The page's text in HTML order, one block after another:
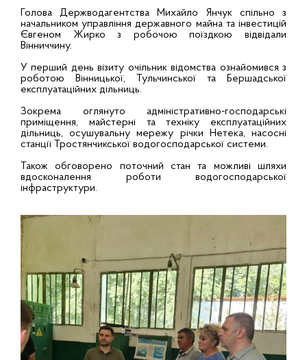
Голова Держводагентства Михайло Янчук спільно з
начальником управління державного майна та інвестицій
Євгеном Жирко з робочою поїздкою відвідали
Вінниччину.
У перший день візиту очільник відомства ознайомився з
роботою Вінницької, Тульчинської та Бершадської
експлуатаційних дільниць.
Зокрема оглянуто адміністративно-господарські
приміщення, майстерні та техніку експлуатаційних
дільниць, осушувальну мережу річки Нетека, насосні
станції Тростянчикської водогосподарської системи.
Також обговорено поточний стан та можливі шляхи
вдосконалення роботи водогосподарської
інфраструктури.